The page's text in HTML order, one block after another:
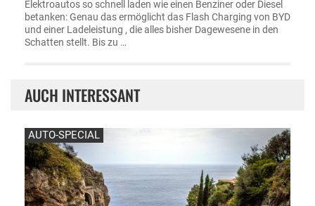
Elektroautos so schnell laden wie einen Benziner oder Diesel
betanken: Genau das ermöglicht das Flash Charging von BYD
und einer Ladeleistung , die alles bisher Dagewesene in den
Schatten stellt. Bis zu …
AUCH INTERESSANT
AUTO-SPECIAL